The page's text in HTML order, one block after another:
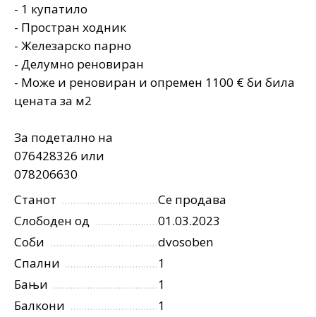
- 1 купатило
- Простран ходник
- Железарско парно
- Делумно реновиран
- Може и реновиран и опремен 1100 € би била
цената за м2
За подетално на
076428326 или
078206630
Станот
Се продава
Слободен од
01.03.2023
Соби
dvosoben
Спални
1
Бањи
1
Балкони
1